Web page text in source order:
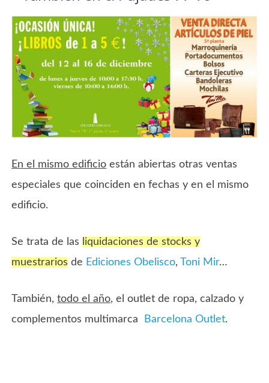
En el mismo edificio están abiertas otras ventas
especiales que coinciden en fechas y en el mismo
edificio.
Se trata de las
liquidaciones de stocks y
muestrarios de Ediciones Obelisco,Toni Mir…
También,todo el año, el outlet de ropa, calzado y
complementos multimarca
Barcelona Outlet.